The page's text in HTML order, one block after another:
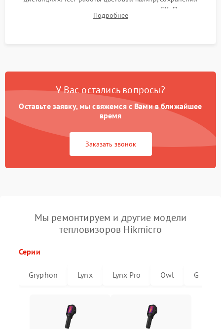
термограмм в память и передачи данных на ПК. Проверка
автономности работы и итоговый контроль качества.
Подробнее
У Вас остались вопросы?
Оставьте заявку, мы свяжемся с Вами в ближайшее
время
Заказать звонок
Мы ремонтируем и другие модели
тепловизоров Hikmicro
Серии
Gryphon Lynx Lynx Pro Owl G